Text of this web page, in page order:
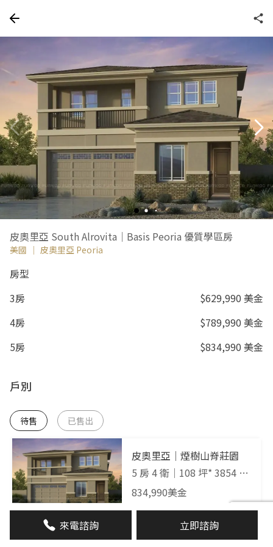
皮奧里亞 South Alrovita｜Basis Peoria 優質學區房
美國 ｜ 皮奧里亞 Peoria
房型
3房
$629,990 美金
4房
$789,990 美金
5房
$834,990 美金
戶別
待售 已售出
皮奧里亞｜煙樹山脊莊園
5 房 4 衛 ｜ 108 坪* 3854 平
方英呎｜2樓
834,990美金
皮奧里亞｜煙樹山脊莊園
來電諮詢 立即諮詢